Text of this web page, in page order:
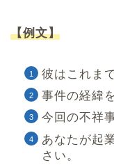
【例文】
彼はこれま
事件の経緯
今回の不祥
あなたが起
さい。